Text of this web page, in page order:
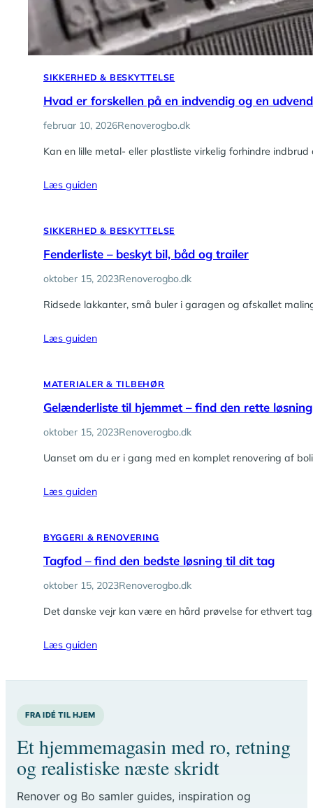
SIKKERHED & BESKYTTELSE
Hvad er forskellen på en indvendig og en
februar 10, 2026Renoverogbo.dk
Kan en lille metal- eller plastliste virkelig forhindre
Læs guiden
SIKKERHED & BESKYTTELSE
Fenderliste – beskyt bil, båd og trailer
oktober 15, 2023Renoverogbo.dk
Ridsede lakkanter, små buler i garagen og afskallet
Læs guiden
MATERIALER & TILBEHØR
Gelænderliste til hjemmet – find den rette løsning
oktober 15, 2023Renoverogbo.dk
Uanset om du er i gang med en komplet renovering af
Læs guiden
BYGGERI & RENOVERING
Tagfod – find den bedste løsning til dit tag
oktober 15, 2023Renoverogbo.dk
Det danske vejr kan være en hård prøvelse for ethvert
Læs guiden
FRA IDÉ TIL HJEM
Et hjemmemagasin med ro, retning
og realistiske næste skridt
Renover og Bo samler guides, inspiration og